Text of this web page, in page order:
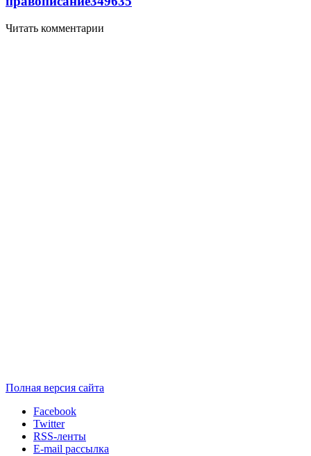
Читать комментарии
Полная версия сайта
Facebook
Twitter
RSS-ленты
E-mail рассылка